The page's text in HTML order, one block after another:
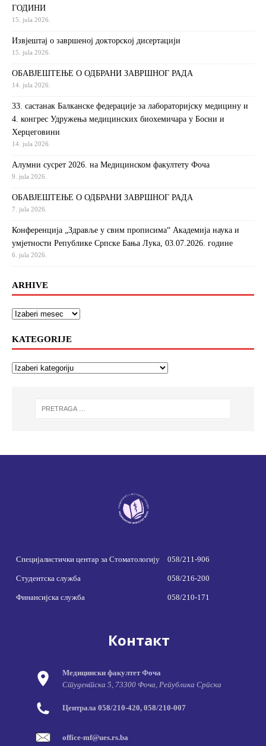
ГОДИНИ
15. jula 2026.
Извjeштaj o зaвршeнoj дoктoрскoj дисeртaциjи
15. jula 2026.
ОБАВЈЕШТЕЊЕ О ОДБРАНИ ЗАВРШНОГ РАДА
14. jula 2026.
33. састанак Балканске федерације за лабораторијску медицину и
4. конгрес Удружења медицинских биохемичара у Босни и
Херцеговини
14. jula 2026.
Алумни сусрет 2026. на Медицинском факултету Фоча
9. jula 2026.
ОБАВЈЕШТЕЊЕ О ОДБРАНИ ЗАВРШНОГ РАДА
7. jula 2026.
Конференција „Здравље у свим прописима“ Академија наука и
умјетности Републике Српске Бања Лука, 03.07.2026. године
6. jula 2026.
ARHIVE
KATEGORIJE
Специјалистички центар за Стоматологију 058/211-906
Студентска служба 058/216-200
Финансијска служба 058/210-171
Контакт
Медицински факултет Фоча
Студентска 5, 73300 Фоча, Република Српска
Централа 058/210-420, 058/210-007
office-mf@ues.rs.ba